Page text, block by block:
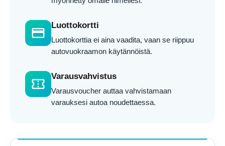
credit_card
Luottokortti
Luottokorttia ei aina vaadita, vaan se riippuu
autovuokraamon käytännöistä.
confirmation_number
Varausvahvistus
Varausvoucher auttaa vahvistamaan
varauksesi autoa noudettaessa.